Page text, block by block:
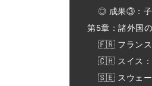
◎ 成果③：子
第5章：諸外国
🇫🇷 フランス
🇨🇭 スイス：
🇸🇪 スウェー